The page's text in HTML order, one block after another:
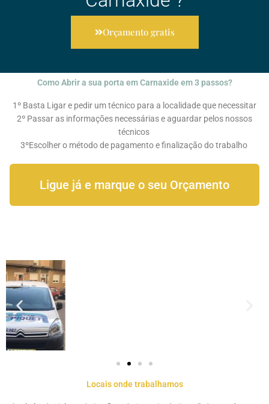
Orçamento gratis
Como Abrir a sua porta em Carnaxide em 3 passos?
1º Basta Ligar e pedir um técnico para a localidade que necessitar
2º Passar as informações necessárias e aguardar pelos nossos
técnicos
3ºEscolher o método de pagamento e finalização do trabalho
Ligue já e marque o seu Orçamento
Locais onde trabalhamos